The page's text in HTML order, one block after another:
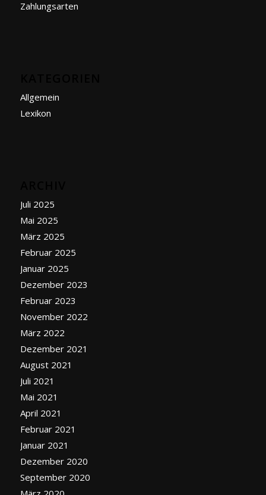
Zahlungsarten
Allgemein
Lexikon
Juli 2025
Mai 2025
März 2025
Februar 2025
Januar 2025
Dezember 2023
Februar 2023
November 2022
März 2022
Dezember 2021
August 2021
Juli 2021
Mai 2021
April 2021
Februar 2021
Januar 2021
Dezember 2020
September 2020